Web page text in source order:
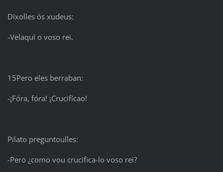
Díxolles ós xudeus:
-Velaquí o voso rei.
15Pero eles berraban:
-¡Fóra, fóra! ¡Crucifícao!
Pilato preguntoulles:
-Pero ¿como vou crucifica-lo voso rei?